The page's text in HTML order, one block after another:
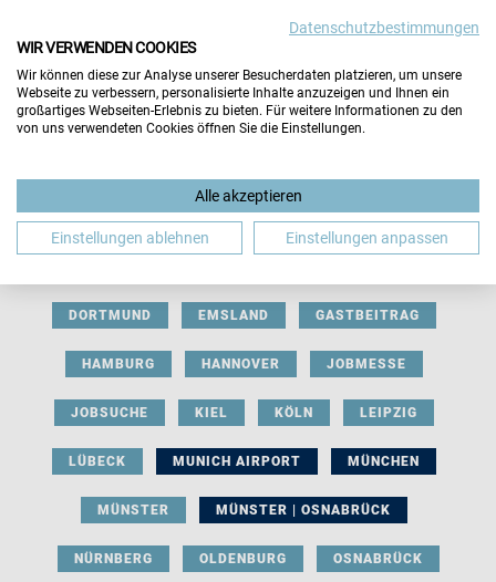
BERUFLICHE ORIENTIERUNG BEWERBUNG
DORTMUND EMSLAND GASTBEITRAG
HAMBURG HANNOVER JOBMESSE
JOBSUCHE KIEL KÖLN LEIPZIG
LÜBECK MUNICH AIRPORT MÜNCHEN
MÜNSTER MÜNSTER | OSNABRÜCK
NÜRNBERG OLDENBURG OSNABRÜCK
Datenschutzbestimmungen
WIR VERWENDEN COOKIES
Wir können diese zur Analyse unserer Besucherdaten platzieren, um unsere
Webseite zu verbessern, personalisierte Inhalte anzuzeigen und Ihnen ein
großartiges Webseiten-Erlebnis zu bieten. Für weitere Informationen zu den
von uns verwendeten Cookies öffnen Sie die Einstellungen.
Alle akzeptieren
Einstellungen ablehnen Einstellungen anpassen